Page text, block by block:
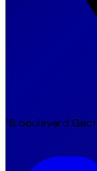
16 boulevard